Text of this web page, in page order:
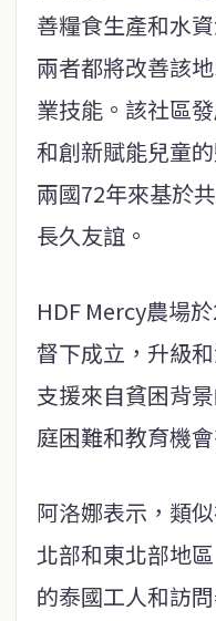
善糧食生產和水
兩者都將改善該
業技能。該社區
和創新賦能兒童
兩國72年來基於
長久友誼。
HDF Mercy農場
督下成立，升級
支援來自貧困背
庭困難和教育機
阿洛娜表示，類
北部和東北部地
的泰國工人和訪